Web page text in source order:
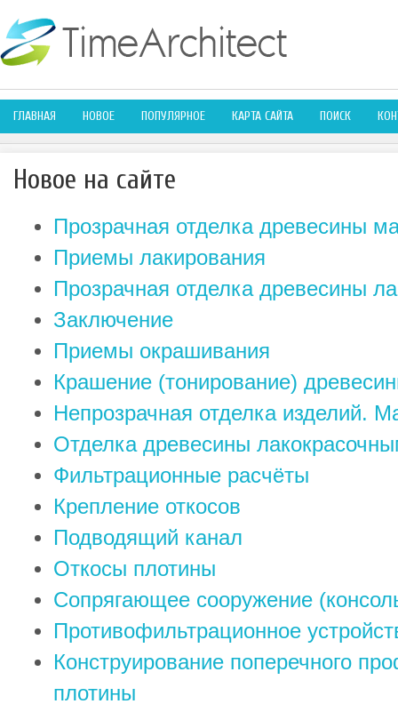
ГЛАВНАЯ НОВОЕ ПОПУЛЯРНОЕ КАРТА САЙТА ПОИСК
Новое на сайте
Прозрачная отделка древесины
Приемы лакирования
Прозрачная отделка древесины
Заключение
Приемы окрашивания
Крашение (тонирование)
Непрозрачная отделка изделий.
Отделка древесины
Фильтрационные расчёты
Крепление откосов
Подводящий канал
Откосы плотины
Сопрягающее сооружение
Противофильтрационное
Конструирование поперечного
плотины